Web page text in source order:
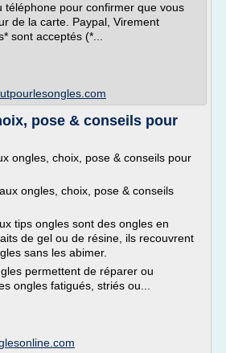
téléphone pour confirmer que vous
de la carte. Paypal, Virement
sont acceptés (*...
pose & conseils pour
ongles, choix, pose & conseils pour
ongles, choix, pose & conseils
tips ongles sont des ongles en
de gel ou de résine, ils recouvrent
sans les abimer.
permettent de réparer ou
ongles fatigués, striés ou...